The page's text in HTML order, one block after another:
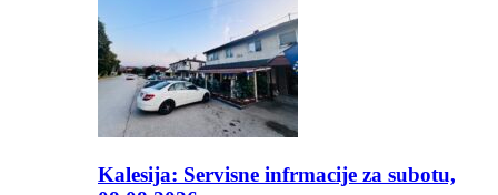
Kalesija: Servisne infrmacije za subotu,